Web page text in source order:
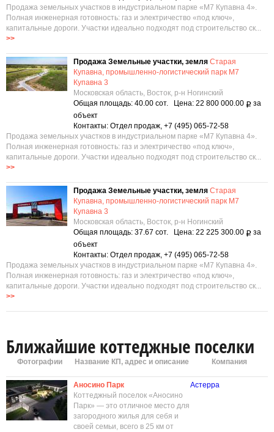
Продажа земельных участков в индустриальном парке «М7 Купавна 4».
Полная инженерная готовность: газ и электричество «под ключ»,
капитальные дороги. Участки идеально подходят под строительство ск...
>>
Продажа Земельные участки, земля Старая
Купавна, промышленно-логистический парк М7
Купавна 3
Московская область, Восток, р-н Ногинский
Общая площадь: 40.00 сот. Цена: 22 800 000.00 Р за
объект
Контакты: Отдел продаж, +7 (495) 065-72-58
Продажа земельных участков в индустриальном парке «М7 Купавна 4».
Полная инженерная готовность: газ и электричество «под ключ»,
капитальные дороги. Участки идеально подходят под строительство ск...
>>
Продажа Земельные участки, земля Старая
Купавна, промышленно-логистический парк М7
Купавна 3
Московская область, Восток, р-н Ногинский
Общая площадь: 37.67 сот. Цена: 22 225 300.00 Р за
объект
Контакты: Отдел продаж, +7 (495) 065-72-58
Продажа земельных участков в индустриальном парке «М7 Купавна 4».
Полная инженерная готовность: газ и электричество «под ключ»,
капитальные дороги. Участки идеально подходят под строительство ск...
>>
Ближайшие коттеджные поселки
Фотографии Название КП, адрес и описание Компания
Аносино Парк
Коттеджный поселок «Аносино
Парк» — это отличное место для
загородного жилья для себя и
своей семьи, всего в 25 км от
Астерра